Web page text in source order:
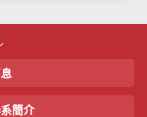
簡介